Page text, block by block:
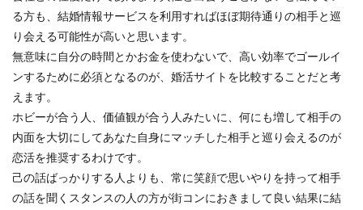
る方も、結婚情報サービスを利用すればほぼ期待通りの相手と巡
り会える可能性が高いと思います。
無意味に自分の時間とかお金を使わないで、高い効率でゴールイ
ンするために必須となるのが、婚活サイトを比較することだと考
えます。
ホビーが合う人、価値観が合う人みたいに、何にも増して相手の
内面を大切にしてあなた自身にマッチした相手と巡り会えるのが
恋活を推奨するわけです。
己の話ばっかりする人よりも、常に笑顔で思いやりを持って相手
の話を聞くスタンスの人の方が街コンにおきまして良い結果に結